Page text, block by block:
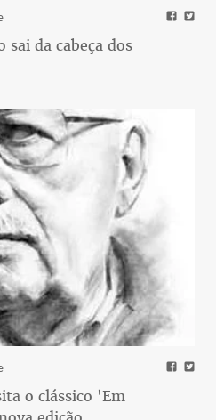
sai da cabeça dos
o clássico 'Em